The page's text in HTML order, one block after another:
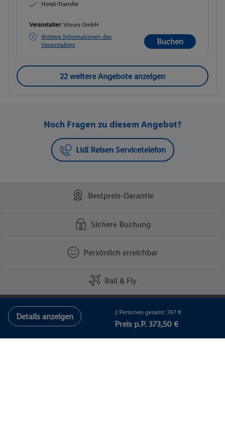
Hotel-Transfer
Veranstalter: Vtours GmbH
Weitere Informationen des
Veranstalters
Buchen
22 weitere Angebote anzeigen
Noch Fragen zu diesem Angebot?
Lidl Reisen Servicetelefon
Details anzeigen 2 Personen gesamt: 747 €
Preis p.P. 373,50 €
Bestpreis-Garantie
Sichere Buchung
Persönlich erreichbar
Rail & Fly
Kontakt
Tel.: 030 - 25 55 95 51